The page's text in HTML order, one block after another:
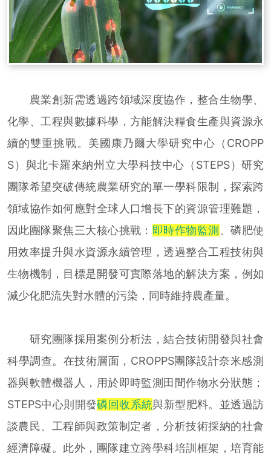
農業創新需透過跨領域深度協作，整合生物學、
化學、工程與數據科學，方能解決糧食生產與資源永
續的雙重挑戰。美國康乃爾大學研究中心（CROPP
S）與北卡羅來納州立大學科技中心（STEPS）研究
團隊希望突破傳統農業研究的單一學科限制，探索跨
領域協作如何應對全球人口增長下的資源管理難題，
因此團隊聚焦三大核心挑戰： 即時作物監測、磷肥使
用效率提升與水資源永續管理，透過整合工程技術與
生物機制，目標是開發可實際落地的解決方案，例如
減少化肥流失對水體的污染，同時維持農產量。
研究團隊採用案例分析法，結合技術開發與社會
科學調查。在技術層面，CROPPS團隊設計奈米感測
器與軟體機器人，用於即時監測田間作物水分狀態；
STEPS中心則開發磷回收系統與新型肥料。並透過訪
談農民、工程師與政策制定者，分析技術採納的社會
經濟障礙。此外，團隊建立跨學科培訓框架，培育能